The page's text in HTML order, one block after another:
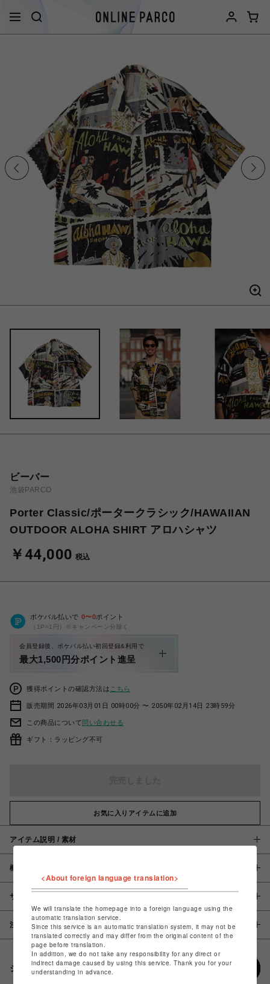
ビーバー
池袋PARCO
Porter Classic/ポータークラシック/HAWAIIAN
OUTDOOR ALOHA SHIRT アロハシャツ
￥44,000 税込
ポケパル払いで 0〜0ポイント
（1P=1円）※キャンペーン分除く
会員登録後、ポケパル払い初回登録&利用で
最大1,500円分ポイント進呈
獲得ポイントの確認方法は こちら
販売期間 2026年03月01日 00時00分 〜 2050年02月14日 23時59分
この商品について問い合わせる
ギフト：ラッピング不可
お気に入りアイテムに追加
アイテム説明 / 素材
概要
サイズ
注意事項
シェアする
<About foreign language translation>
We will translate the homepage into a foreign language using the
automatic translation service.
Since this service is an automatic translation system, it may not be
translated correctly and may differ from the original content of the
page before translation.
In addition, we do not take any responsibility for any direct or
indirect damage caused by using this service. Thank you for your
understanding in advance.